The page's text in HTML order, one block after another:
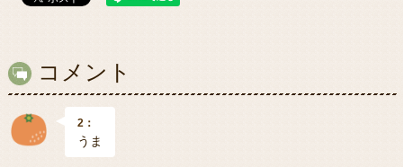
コメント
2：
うま